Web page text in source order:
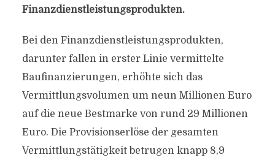
Finanzdienstleistungsprodukten.
Bei den Finanzdienstleistungsprodukten,
darunter fallen in erster Linie vermittelte
Baufinanzierungen, erhöhte sich das
Vermittlungsvolumen um neun Millionen Euro
auf die neue Bestmarke von rund 29 Millionen
Euro. Die Provisionserlöse der gesamten
Vermittlungstätigkeit betrugen knapp 8,9